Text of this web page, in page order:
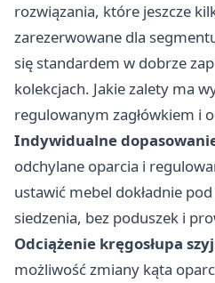
rozwiązania, które jeszcze
zarezerwowane dla
się standardem w dobrze
kolekcjach. Jakie zalety ma
regulowanym zagłówkiem i
Indywidualne
odchylane oparcia i
ustawić mebel dokładnie
siedzenia, bez poduszek i
Odciążenie kręgosłupa
możliwość zmiany kąta